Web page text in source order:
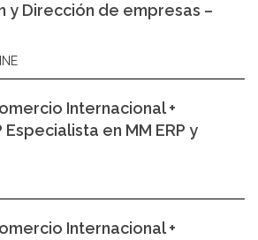
y Dirección de empresas –
Internacional +
en MM ERP y
Internacional +